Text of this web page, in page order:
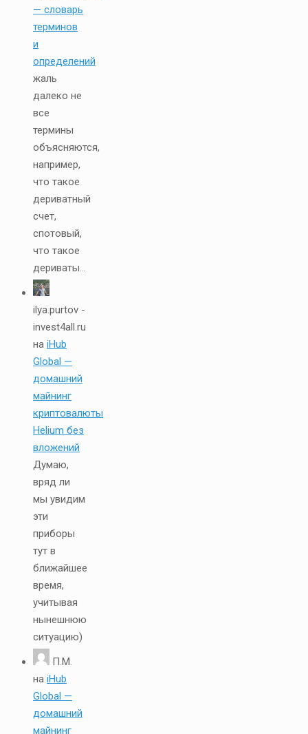
— словарь
терминов
и
определений
жаль
далеко не
все
термины
объясняются,
например,
что такое
дериватный
счет,
спотовый,
что такое
дериваты...
ilya.purtov -
invest4all.ru
на iHub
Global —
домашний
майнинг
криптовалюты
Helium без
вложений
Думаю,
вряд ли
мы увидим
эти
приборы
тут в
ближайшее
время,
учитывая
нынешнюю
ситуацию)
П.М.
на iHub
Global —
домашний
майнинг